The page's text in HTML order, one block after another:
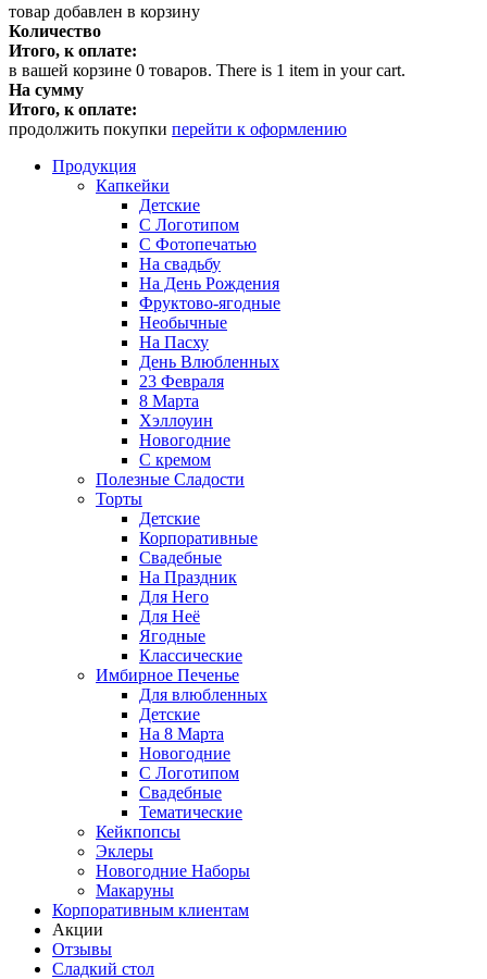
товар добавлен в корзину
Количество
Итого, к оплате:
в вашей корзине 0 товаров. There is 1 item in your cart.
На сумму
Итого, к оплате:
продолжить покупки перейти к оформлению
Продукция
Капкейки
Детские
С Логотипом
С Фотопечатью
На свадьбу
На День Рождения
Фруктово-ягодные
Необычные
На Пасху
День Влюбленных
23 Февраля
8 Марта
Хэллоуин
Новогодние
С кремом
Полезные Сладости
Торты
Детские
Корпоративные
Свадебные
На Праздник
Для Него
Для Неё
Ягодные
Классические
Имбирное Печенье
Для влюбленных
Детские
На 8 Марта
Новогодние
С Логотипом
Свадебные
Тематические
Кейкпопсы
Эклеры
Новогодние Наборы
Макаруны
Корпоративным клиентам
Акции
Отзывы
Сладкий стол